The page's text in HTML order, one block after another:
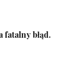
błąd.